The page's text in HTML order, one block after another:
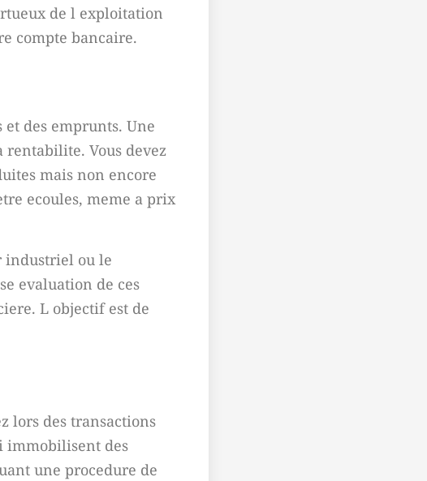
de l exploitation
compte bancaire.
des emprunts. Une
Vous devez
mais non encore
ecoules, meme a prix
industriel ou le
evaluation de ces
L objectif est de
lors des transactions
immobilisent des
une procedure de